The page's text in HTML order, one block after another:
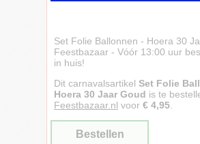
Set Folie Ballonnen - Hoera 30
Feestbazaar - Vóór 13:00 uur
in huis!
Dit carnavalsartikel Set Folie
Hoera 30 Jaar Goud is te
Feestbazaar.nl voor € 4,95
Bestellen